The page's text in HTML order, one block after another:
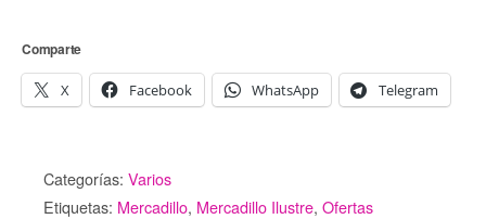
Comparte
X Facebook WhatsApp Telegram
Categorías: Varios
Etiquetas: Mercadillo, Mercadillo Ilustre, Ofertas